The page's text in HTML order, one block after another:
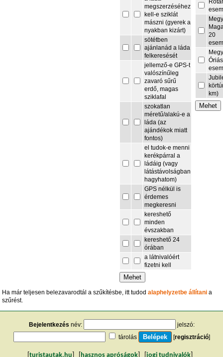
megszerzéséhez
kell-e sziklát
mászni (gyerek a
nyakban kizárt)
sötétben
ajánlanád a láda
felkeresését
jellemző-e GPS-t
valószínűleg
zavaró sűrű
erdő, magas
sziklafal
szokatlan
méretű/alakú-e a
láda (az
ajándékok miatt
fontos)
el tudok-e menni
kerékpárral a
ládáig (vagy
látástávolságban
hagyhatom)
GPS nélkül is
érdemes
megkeresni
kereshető
minden
évszakban
kereshető 24
órában
a látnivalóért
fizetni kell
20
km)
Ha már teljesen belezavarodtál a szűkítésbe, itt tudodalaphelyzetbe állítani a
szűrést.
Bejelentkezés név:
jelszó:
tárolás
[regisztráció]
turistautak.hu hasznos apróságok jogi tudnivalók